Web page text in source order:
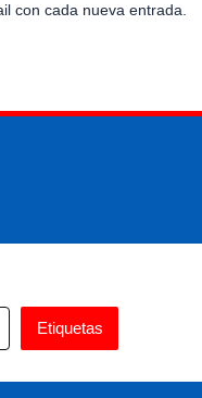
con cada nueva entrada.
Etiquetas